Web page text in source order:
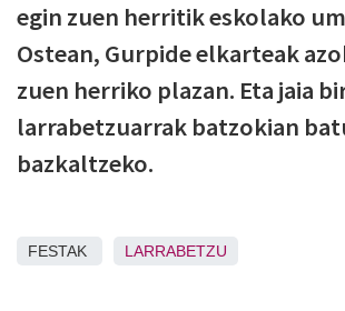
egin zuen herritik eskolako
Ostean, Gurpide elkarteak
zuen herriko plazan. Eta jaia
larrabetzuarrak batzokian
bazkaltzeko.
FESTAK LARRABETZU